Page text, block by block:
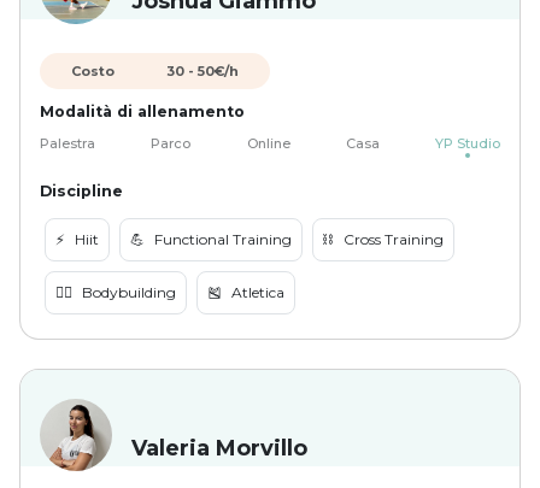
Costo 30- 50€/h
Modalità di allenamento
Palestra Parco Online Casa YP Studio
Discipline
⚡️ Hiit 💪 Functional Training ⛓️ Cross Training
🏋️‍♀️ Bodybuilding 🎽 Atletica
Valeria Morvillo